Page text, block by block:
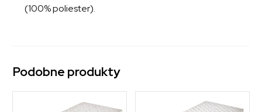
(100% poliester).
Podobne produkty